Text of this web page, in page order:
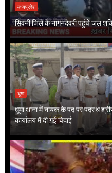
मध्यप्रदेश
सिवनी जिले के नागनदेवरी पहुंचे जल
धूमा
धूमा थाना में नायक के पद पर पदस्थ
कार्यालय में दी गई विदाई